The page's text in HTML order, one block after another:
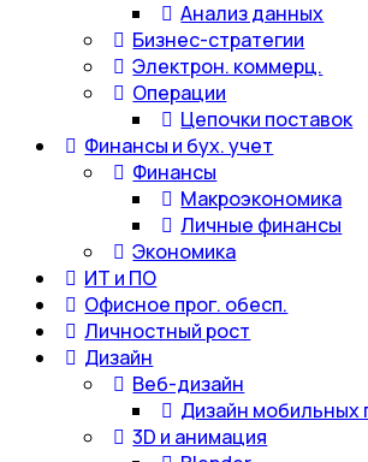
Анализ данных
Бизнес-стратегии
Электрон. коммерц.
Операции
Цепочки поставок
Финансы и бух. учет
Финансы
Макроэкономика
Личные финансы
Экономика
ИТ и ПО
Офисное прог. обесп.
Личностный рост
Дизайн
Веб-дизайн
Дизайн мобильных
3D и анимация